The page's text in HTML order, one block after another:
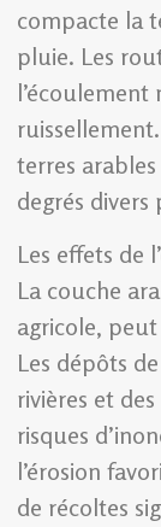
compacte la
pluie. Les
terres
degrés
Les effets de
La couche
agricole,
Les dépôts
rivières et
risques
l’érosion
de récoltes